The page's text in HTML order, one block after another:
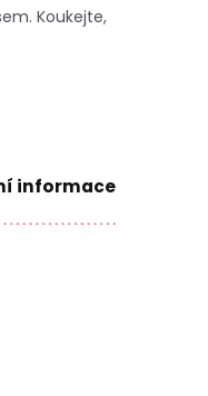
Koukejte,
informace